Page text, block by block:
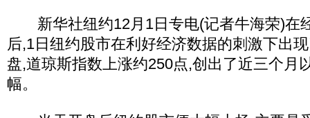
新华社纽约12月1日专电(记者牛海荣)在
后,1日纽约股市在利好经济数据的刺激下出
盘,道琼斯指数上涨约250点,创出了近三个月
幅。